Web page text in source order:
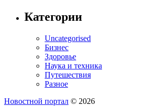
Категории
Uncategorised
Бизнес
Здоровье
Наука и техника
Путешествия
Разное
Новостной портал © 2026